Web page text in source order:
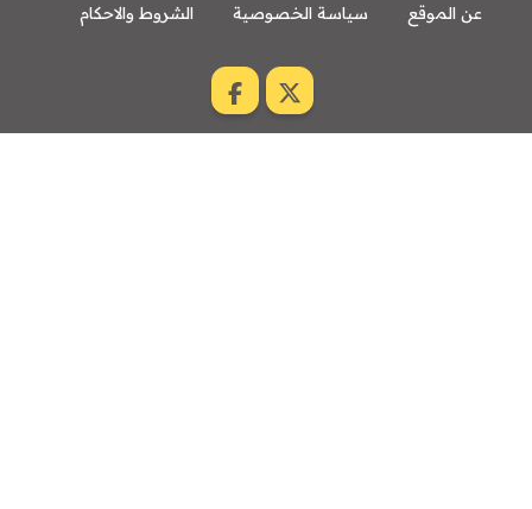
عن الموقع سياسة الخصوصية الشروط والاحكام